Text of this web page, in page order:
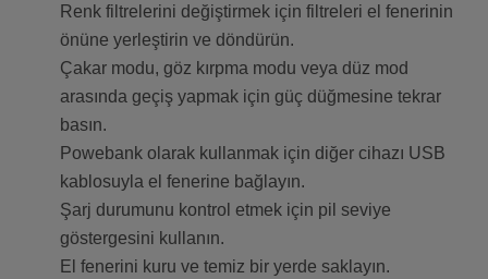
Renk filtrelerini değiştirmek için filtreleri el fenerinin
önüne yerleştirin ve döndürün.
Çakar modu, göz kırpma modu veya düz mod
arasında geçiş yapmak için güç düğmesine tekrar
basın.
Powebank olarak kullanmak için diğer cihazı USB
kablosuyla el fenerine bağlayın.
Şarj durumunu kontrol etmek için pil seviye
göstergesini kullanın.
El fenerini kuru ve temiz bir yerde saklayın.